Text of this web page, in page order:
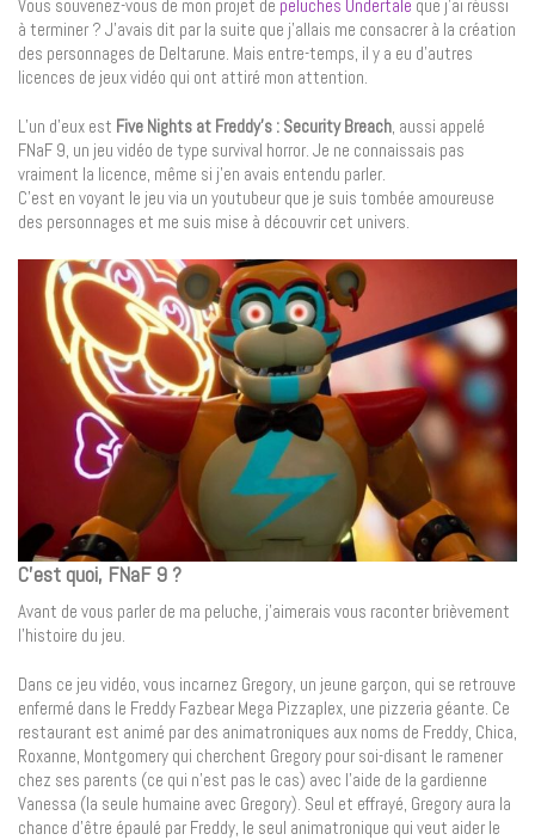
Vous souvenez-vous de mon projet de peluches Undertale que j’ai réussi
à terminer ? J’avais dit par la suite que j’allais me consacrer à la création
des personnages de Deltarune. Mais entre-temps, il y a eu d’autres
licences de jeux vidéo qui ont attiré mon attention.
L’un d’eux est Five Nights at Freddy’s : Security Breach, aussi appelé
FNaF 9, un jeu vidéo de type survival horror. Je ne connaissais pas
vraiment la licence, même si j’en avais entendu parler.
C’est en voyant le jeu via un youtubeur que je suis tombée amoureuse
des personnages et me suis mise à découvrir cet univers.
C’est quoi, FNaF 9 ?
Avant de vous parler de ma peluche, j’aimerais vous raconter brièvement
l’histoire du jeu.
Dans ce jeu vidéo, vous incarnez Gregory, un jeune garçon, qui se retrouve
enfermé dans le Freddy Fazbear Mega Pizzaplex, une pizzeria géante. Ce
restaurant est animé par des animatroniques aux noms de Freddy, Chica,
Roxanne, Montgomery qui cherchent Gregory pour soi-disant le ramener
chez ses parents (ce qui n’est pas le cas) avec l’aide de la gardienne
Vanessa (la seule humaine avec Gregory). Seul et effrayé, Gregory aura la
chance d’être épaulé par Freddy, le seul animatronique qui veut aider le